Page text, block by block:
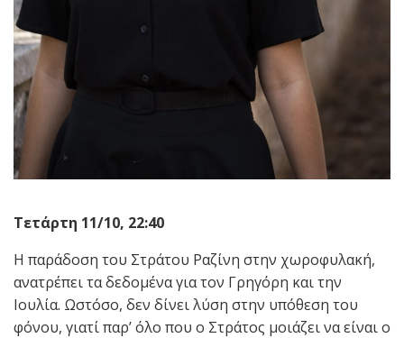
Τετάρτη 11/10, 22:40
Η παράδοση του Στράτου Ραζίνη στην χωροφυλακή,
ανατρέπει τα δεδομένα για τον Γρηγόρη και την
Ιουλία. Ωστόσο, δεν δίνει λύση στην υπόθεση του
φόνου, γιατί παρ’ όλο που ο Στράτος μοιάζει να είναι ο